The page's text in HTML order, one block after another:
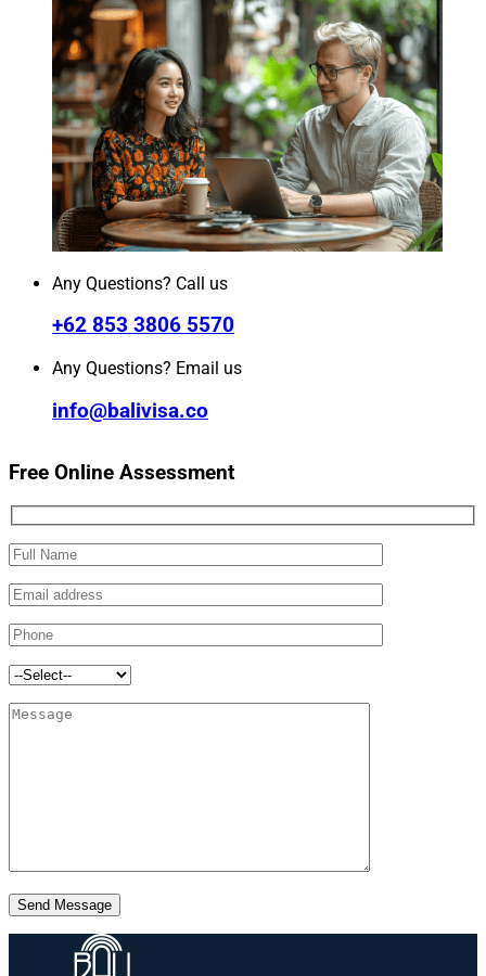
Any Questions? Call us
+62 853 3806 5570
Any Questions? Email us
info@balivisa.co
Free Online Assessment
Send Message